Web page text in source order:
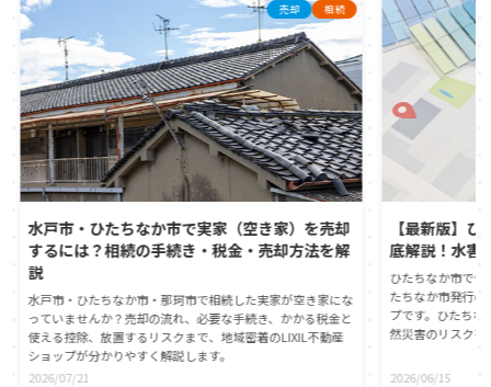
売却 相続
水戸市・ひたちなか市で実家（空き家）を売却
するには？相続の手続き・税金・売却方法を解
説
水戸市・ひたちなか市・那珂市で相続した実家が空き家にな
っていませんか？売却の流れ、必要な手続き、かかる税金と
使える控除、放置するリスクまで、地域密着のLIXIL不動産
ショップが分かりやすく解説します。
2026/07/21
【最新版】
底解説！水害
ひたちなか市で
たちなか市発行
プです。ひたち
然災害のリスク
動産の契約時に
2026/06/15